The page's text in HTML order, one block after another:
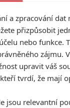
007. Tato
strany
například z
označení. Ve
osobní útoky,
se křiklouny
a že ona
a zpracování
přizpůsobit
nebo funkce.
zájmu.
upravit váš
tvrdí, že mají
jsou relevantní